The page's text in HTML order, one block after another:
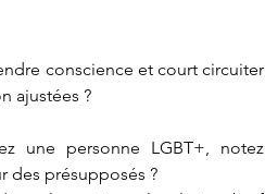
conscience et court circuiter
ajustées ?
une personne LGBT+, notez
des présupposés ?